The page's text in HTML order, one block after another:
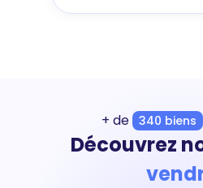
+ de 340 biens
Découvrez